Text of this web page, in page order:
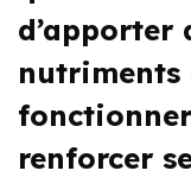
d’apporter
renforcer